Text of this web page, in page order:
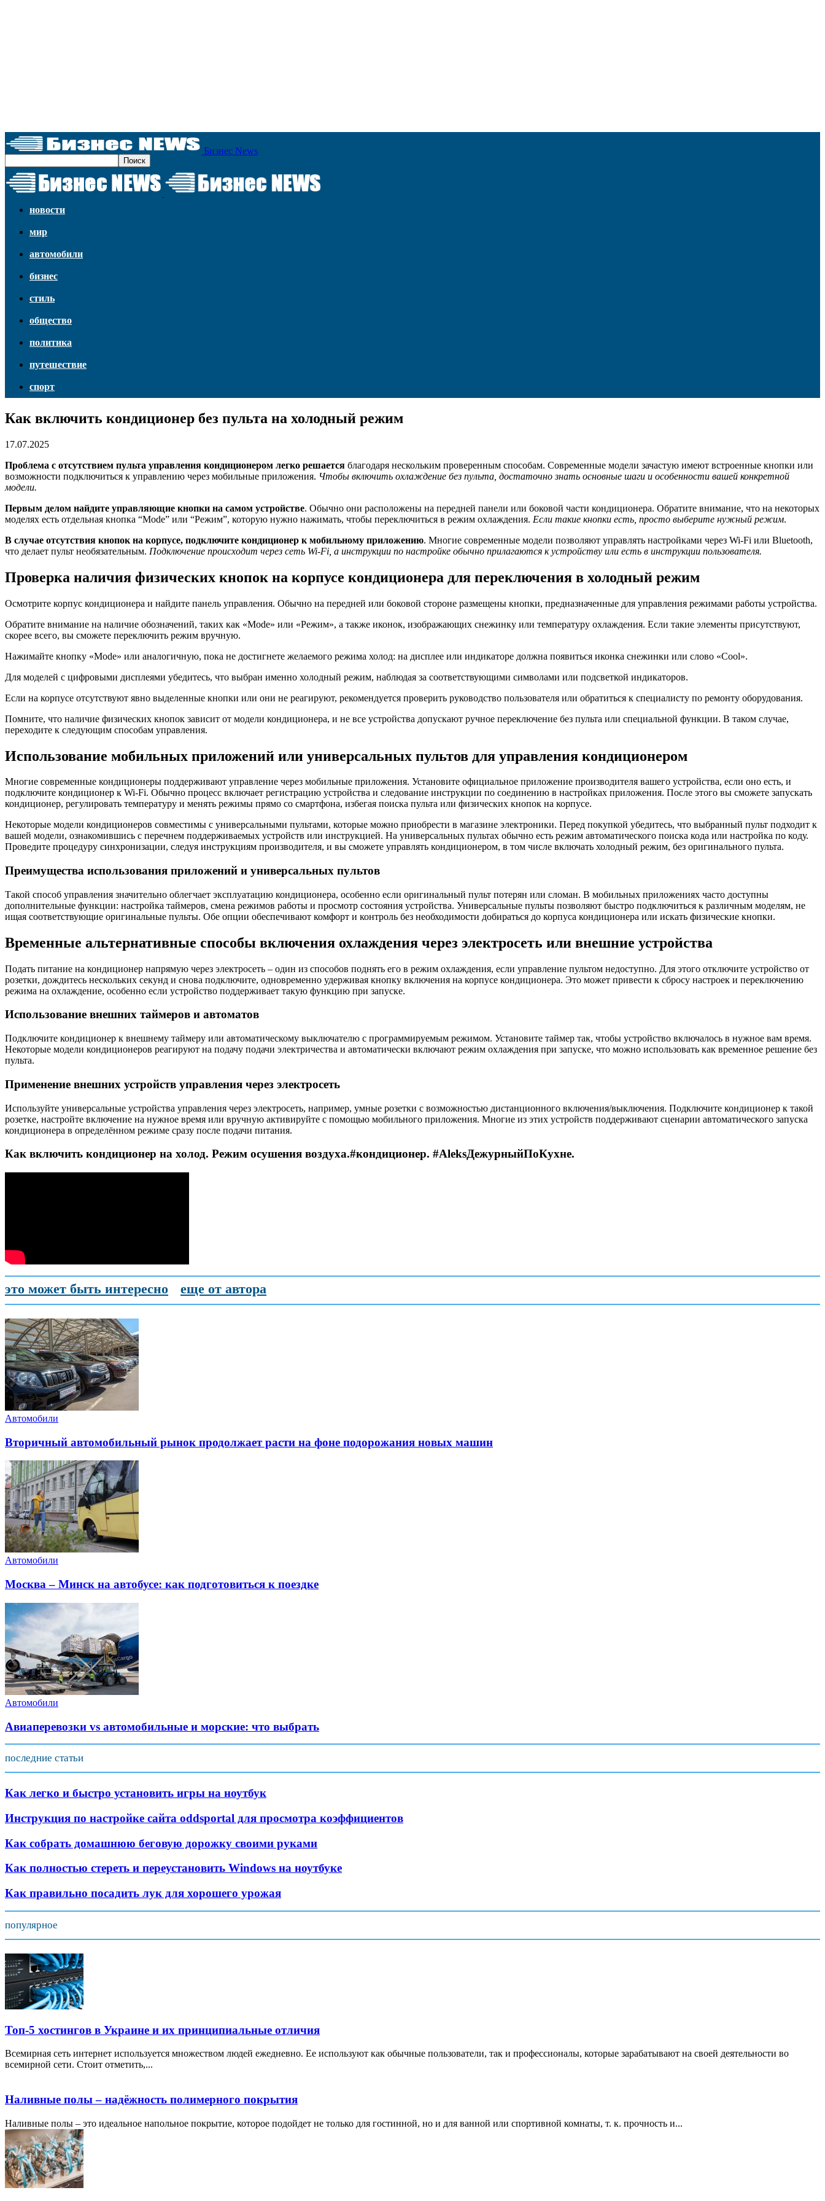
Бизнес News
новости
мир
автомобили
бизнес
стиль
общество
политика
путешествие
спорт
Как включить кондиционер без пульта на холодный режим
17.07.2025
Проблема с отсутствием пульта управления кондиционером легко решается благодаря нескольким проверенным способам. Современные модели зачастую имеют встроенные кнопки или
возможности подключиться к управлению через мобильные приложения. Чтобы включить охлаждение без пульта, достаточно знать основные шаги и особенности вашей конкретной
модели.
Первым делом найдите управляющие кнопки на самом устройстве. Обычно они расположены на передней панели или боковой части кондиционера. Обратите внимание, что на некоторых
моделях есть отдельная кнопка “Mode” или “Режим”, которую нужно нажимать, чтобы переключиться в режим охлаждения. Если такие кнопки есть, просто выберите нужный режим.
В случае отсутствия кнопок на корпусе, подключите кондиционер к мобильному приложению. Многие современные модели позволяют управлять настройками через Wi-Fi или Bluetooth,
что делает пульт необязательным. Подключение происходит через сеть Wi-Fi, а инструкции по настройке обычно прилагаются к устройству или есть в инструкции пользователя.
Проверка наличия физических кнопок на корпусе кондиционера для переключения в холодный режим
Осмотрите корпус кондиционера и найдите панель управления. Обычно на передней или боковой стороне размещены кнопки, предназначенные для управления режимами работы устройства.
Обратите внимание на наличие обозначений, таких как «Mode» или «Режим», а также иконок, изображающих снежинку или температуру охлаждения. Если такие элементы присутствуют,
скорее всего, вы сможете переключить режим вручную.
Нажимайте кнопку «Mode» или аналогичную, пока не достигнете желаемого режима холод: на дисплее или индикаторе должна появиться иконка снежинки или слово «Cool».
Для моделей с цифровыми дисплеями убедитесь, что выбран именно холодный режим, наблюдая за соответствующими символами или подсветкой индикаторов.
Если на корпусе отсутствуют явно выделенные кнопки или они не реагируют, рекомендуется проверить руководство пользователя или обратиться к специалисту по ремонту оборудования.
Помните, что наличие физических кнопок зависит от модели кондиционера, и не все устройства допускают ручное переключение без пульта или специальной функции. В таком случае,
переходите к следующим способам управления.
Использование мобильных приложений или универсальных пультов для управления кондиционером
Многие современные кондиционеры поддерживают управление через мобильные приложения. Установите официальное приложение производителя вашего устройства, если оно есть, и
подключите кондиционер к Wi-Fi. Обычно процесс включает регистрацию устройства и следование инструкции по соединению в настройках приложения. После этого вы сможете запускать
кондиционер, регулировать температуру и менять режимы прямо со смартфона, избегая поиска пульта или физических кнопок на корпусе.
Некоторые модели кондиционеров совместимы с универсальными пультами, которые можно приобрести в магазине электроники. Перед покупкой убедитесь, что выбранный пульт подходит к
вашей модели, ознакомившись с перечнем поддерживаемых устройств или инструкцией. На универсальных пультах обычно есть режим автоматического поиска кода или настройка по коду.
Проведите процедуру синхронизации, следуя инструкциям производителя, и вы сможете управлять кондиционером, в том числе включать холодный режим, без оригинального пульта.
Преимущества использования приложений и универсальных пультов
Такой способ управления значительно облегчает эксплуатацию кондиционера, особенно если оригинальный пульт потерян или сломан. В мобильных приложениях часто доступны
дополнительные функции: настройка таймеров, смена режимов работы и просмотр состояния устройства. Универсальные пульты позволяют быстро подключиться к различным моделям, не
ищая соответствующие оригинальные пульты. Обе опции обеспечивают комфорт и контроль без необходимости добираться до корпуса кондиционера или искать физические кнопки.
Временные альтернативные способы включения охлаждения через электросеть или внешние устройства
Подать питание на кондиционер напрямую через электросеть – один из способов поднять его в режим охлаждения, если управление пультом недоступно. Для этого отключите устройство от
розетки, дождитесь нескольких секунд и снова подключите, одновременно удерживая кнопку включения на корпусе кондиционера. Это может привести к сбросу настроек и переключению
режима на охлаждение, особенно если устройство поддерживает такую функцию при запуске.
Использование внешних таймеров и автоматов
Подключите кондиционер к внешнему таймеру или автоматическому выключателю с программируемым режимом. Установите таймер так, чтобы устройство включалось в нужное вам время.
Некоторые модели кондиционеров реагируют на подачу подачи электричества и автоматически включают режим охлаждения при запуске, что можно использовать как временное решение без
пульта.
Применение внешних устройств управления через электросеть
Используйте универсальные устройства управления через электросеть, например, умные розетки с возможностью дистанционного включения/выключения. Подключите кондиционер к такой
розетке, настройте включение на нужное время или вручную активируйте с помощью мобильного приложения. Многие из этих устройств поддерживают сценарии автоматического запуска
кондиционера в определённом режиме сразу после подачи питания.
Как включить кондиционер на холод. Режим осушения воздуха.#кондиционер. #AleksДежурныйПоКухне.
это может быть интересно еще от автора
Автомобили
Вторичный автомобильный рынок продолжает расти на фоне подорожания новых машин
Автомобили
Москва – Минск на автобусе: как подготовиться к поездке
Автомобили
Авиаперевозки vs автомобильные и морские: что выбрать
последние статьи
Как легко и быстро установить игры на ноутбук
Инструкция по настройке сайта oddsportal для просмотра коэффициентов
Как собрать домашнюю беговую дорожку своими руками
Как полностью стереть и переустановить Windows на ноутбуке
Как правильно посадить лук для хорошего урожая
популярное
Топ-5 хостингов в Украине и их принципиальные отличия
Всемирная сеть интернет используется множеством людей ежедневно. Ее используют как обычные пользователи, так и профессионалы, которые зарабатывают на своей деятельности во
всемирной сети. Стоит отметить,...
Наливные полы – надёжность полимерного покрытия
Наливные полы – это идеальное напольное покрытие, которое подойдет не только для гостинной, но и для ванной или спортивной комнаты, т. к. прочность и...